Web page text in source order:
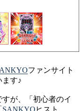
ファンサイト
す♪
が、「初心者のイ